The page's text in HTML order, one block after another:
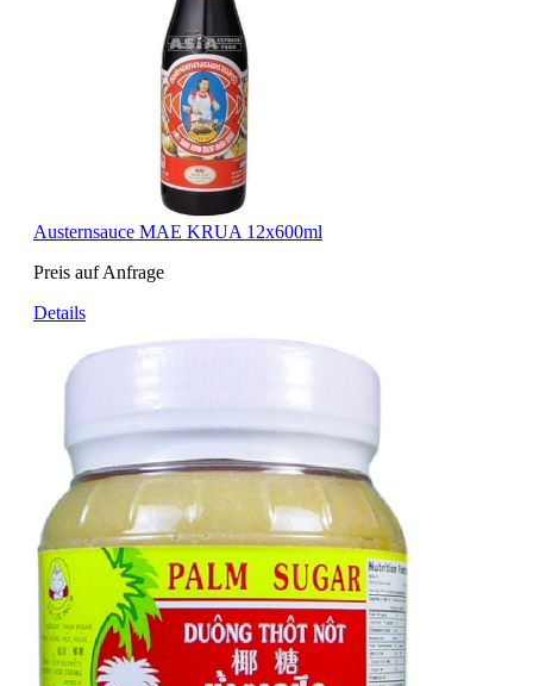
Austernsauce MAE KRUA 12x600ml
Preis auf Anfrage
Details